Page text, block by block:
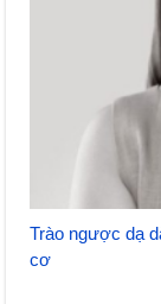
Trào ngược dạ
cơ